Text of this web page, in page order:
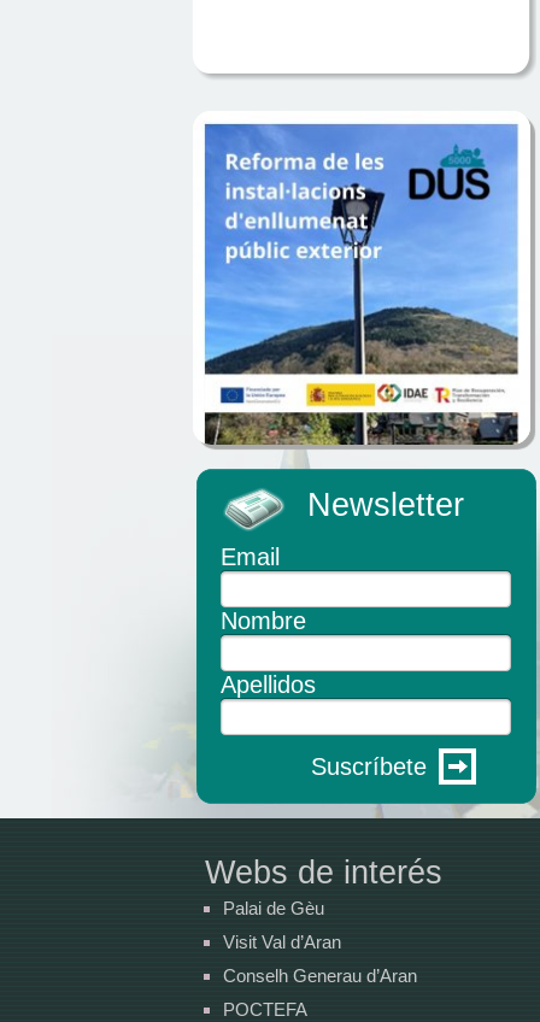
Newsletter
Email
Nombre
Apellidos
Suscríbete
Webs de interés
Palai de Gèu
Visit Val d’Aran
Conselh Generau d’Aran
POCTEFA